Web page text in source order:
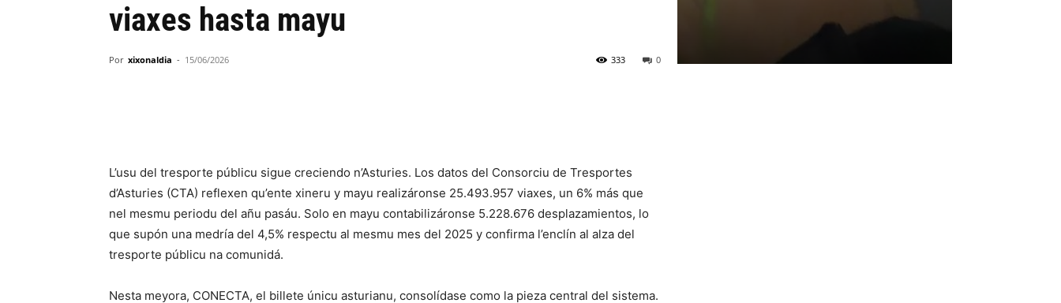
viaxes hasta mayu
Por xixonaldia - 15/06/2026 0
333
L’usu del tresporte públicu sigue creciendo n’Asturies. Los datos del Consorciu de Tresportes
d’Asturies (CTA) reflexen qu’ente xineru y mayu realizáronse 25.493.957 viaxes, un 6% más que
nel mesmu periodu del añu pasáu. Solo en mayu contabilizáronse 5.228.676 desplazamientos, lo
que supón una medría del 4,5% respectu al mesmu mes del 2025 y confirma l’enclín al alza del
tresporte públicu na comunidá.
Nesta meyora, CONECTA, el billete únicu asturianu, consolídase como la pieza central del sistema.